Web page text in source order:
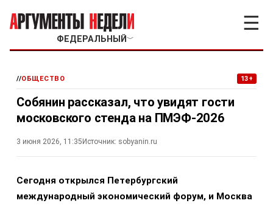
ФЕДЕРАЛЬНЫЙ ﹀
☰
//ОБЩЕСТВО 13+
Собянин рассказал, что увидят гости
московского стенда на ПМЭФ-2026
3 июня 2026, 11:35 Источник: sobyanin.ru
Сегодня открылся Петербургский
международный экономический форум, и Москва